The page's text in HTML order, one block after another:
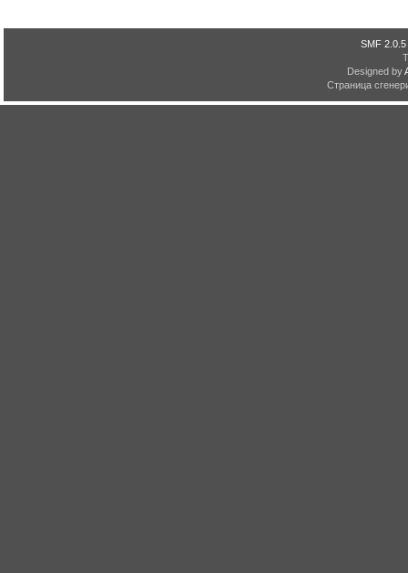
SMF 2.0.5
Designed by
Страница